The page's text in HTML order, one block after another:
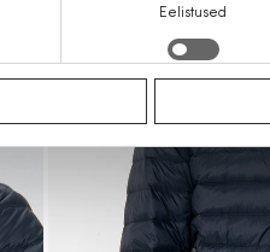
Eelistused